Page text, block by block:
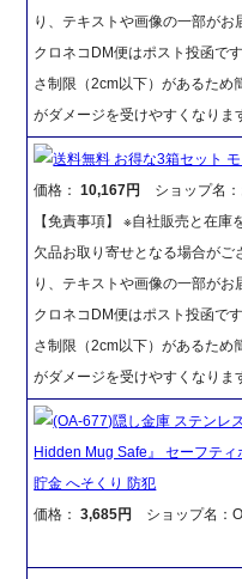
り、テキストや画像の一部が
クロネコDM便はポスト投函で
さ制限（2cm以下）があるため
がダメージを受けやすくなりま
送料無料 お得な3箱セット
価格：10,167円
ショップ名：
【免責事項】 ※自社販売と在
欠品お取り寄せとなる場合がご
り、テキストや画像の一部が
クロネコDM便はポスト投函で
さ制限（2cm以下）があるため
がダメージを受けやすくなりま
(OA-677)隠し金庫 ステンレ
Hidden Mug Safe』 セーフテ
貯金 へそくり 防犯
価格：3,685円 ショップ名：